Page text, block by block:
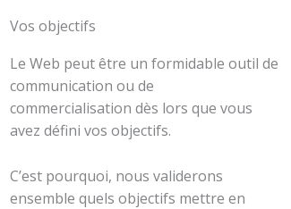
Vos objectifs
Le Web peut être un formidable outil de
communication ou de
commercialisation dès lors que vous
avez défini vos objectifs.
C’est pourquoi, nous validerons
ensemble quels objectifs mettre en